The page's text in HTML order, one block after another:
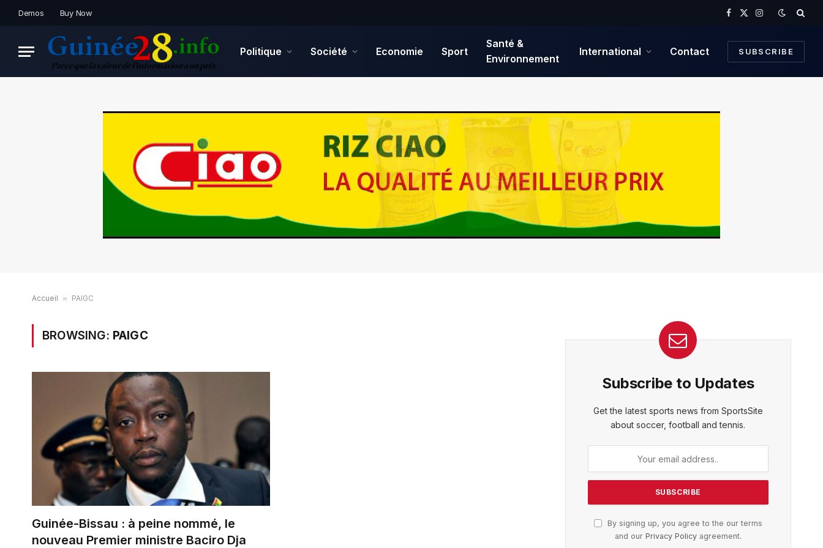
Demos Buy Now
Facebook
X
Instagram
Politique Société Economie Sport
Santé &
Environnement
International Contact SUBSCRIBE
Accueil » PAIGC
BROWSING: PAIGC
Guinée-Bissau : à peine nommé, le
nouveau Premier ministre Baciro Dja
Subscribe to Updates
Get the latest sports news from SportsSite
about soccer, football and tennis.
By signing up, you agree to the our terms
and our Privacy Policyagreement.